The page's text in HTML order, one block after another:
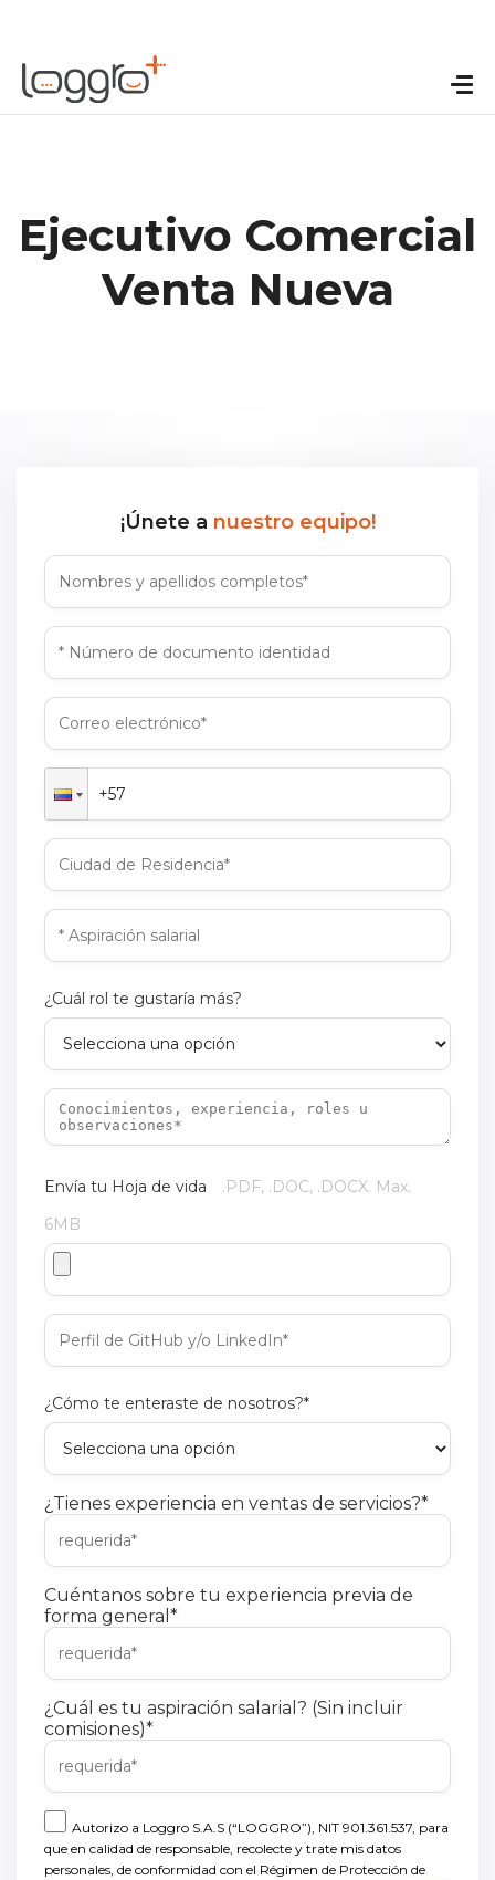
Ejecutivo Comercial
Venta Nueva
¡Únete a nuestro equipo!
¿Cuál rol te gustaría más?
Envía tu Hoja de vida
.PDF, .DOC, .DOCX. Max.
6MB
¿Cómo te enteraste de nosotros?*
¿Tienes experiencia en ventas de servicios?*
Cuéntanos sobre tu experiencia previa de
forma general *
¿Cuál es tu aspiración salarial? (Sin incluir
comisiones)*
Autorizo a Loggro S.A.S (“LOGGRO”), NIT 901.361.537, para
que en calidad de responsable, recolecte y trate mis datos
personales, de conformidad con el Régimen de Protección de